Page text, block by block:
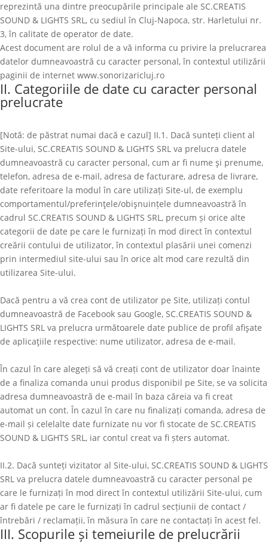
reprezintă una dintre preocupările principale ale SC.CREATIS
SOUND & LIGHTS SRL, cu sediul în Cluj-Napoca, str. Harletului nr.
3, în calitate de operator de date.
Acest document are rolul de a vă informa cu privire la prelucrarea
datelor dumneavoastră cu caracter personal, în contextul utilizării
paginii de internet www.sonorizaricluj.ro
II. Categoriile de date cu caracter personal
prelucrate
[Notă: de păstrat numai dacă e cazul] II.1. Dacă sunteți client al
Site-ului, SC.CREATIS SOUND & LIGHTS SRL va prelucra datele
dumneavoastră cu caracter personal, cum ar fi nume şi prenume,
telefon, adresa de e-mail, adresa de facturare, adresa de livrare,
date referitoare la modul în care utilizați Site-ul, de exemplu
comportamentul/preferinţele/obişnuințele dumneavoastră în
cadrul SC.CREATIS SOUND & LIGHTS SRL, precum și orice alte
categorii de date pe care le furnizați în mod direct în contextul
creării contului de utilizator, în contextul plasării unei comenzi
prin intermediul site-ului sau în orice alt mod care rezultă din
utilizarea Site-ului.
Dacă pentru a vă crea cont de utilizator pe Site, utilizați contul
dumneavoastră de Facebook sau Google, SC.CREATIS SOUND &
LIGHTS SRL va prelucra următoarele date publice de profil afişate
de aplicaţiile respective: nume utilizator, adresa de e-mail.
În cazul în care alegeți să vă creați cont de utilizator doar înainte
de a finaliza comanda unui produs disponibil pe Site, se va solicita
adresa dumneavoastră de e-mail în baza căreia va fi creat
automat un cont. În cazul în care nu finalizați comanda, adresa de
e-mail și celelalte date furnizate nu vor fi stocate de SC.CREATIS
SOUND & LIGHTS SRL, iar contul creat va fi șters automat.
II.2. Dacă sunteți vizitator al Site-ului, SC.CREATIS SOUND & LIGHTS
SRL va prelucra datele dumneavoastră cu caracter personal pe
care le furnizați în mod direct în contextul utilizării Site-ului, cum
ar fi datele pe care le furnizați în cadrul secțiunii de contact /
întrebări / reclamații, în măsura în care ne contactați în acest fel.
III. Scopurile și temeiurile de prelucrării